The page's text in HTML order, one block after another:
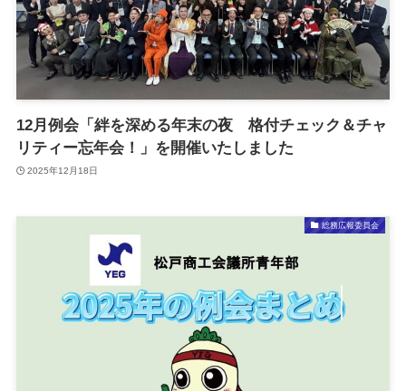
12月例会「絆を深める年末の夜 格付チェック＆チャ
リティー忘年会！」を開催いたしました
2025年12月18日
総務広報委員会